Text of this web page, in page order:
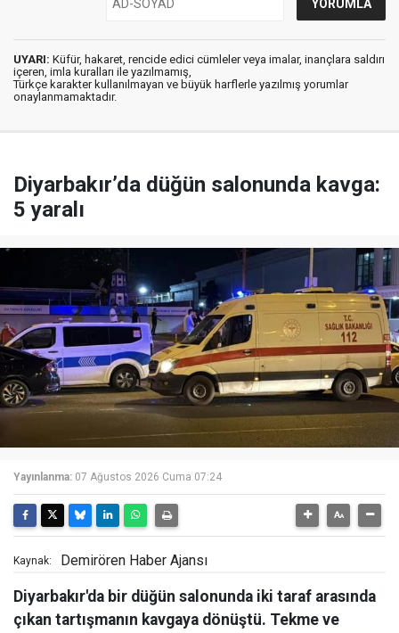
UYARI: Küfür, hakaret, rencide edici cümleler veya imalar, inançlara saldırı
içeren, imla kuralları ile yazılmamış,
Türkçe karakter kullanılmayan ve büyük harflerle yazılmış yorumlar
onaylanmamaktadır.
Diyarbakır’da düğün salonunda kavga:
5 yaralı
Yayınlanma: 07 Ağustos 2026 Cuma 07:24
Kaynak: Demirören Haber Ajansı
Diyarbakır'da bir düğün salonunda iki taraf arasında
çıkan tartışmanın kavgaya dönüştü. Tekme ve